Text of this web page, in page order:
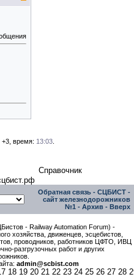
+3, время: 13:03.
Справочник
Обратная связь - СЦБИСТ -
сайт железнодорожников
№1 - Архив - Вверх
- Railway Automation Forum) -
хозяйства, движенцев, эсцебистов,
проводников, работников ЦФТО, ИВЦ
разгрузочных работ и других
admin@scbist.com
18 19 20 21 22 23 24 25 26 27 28